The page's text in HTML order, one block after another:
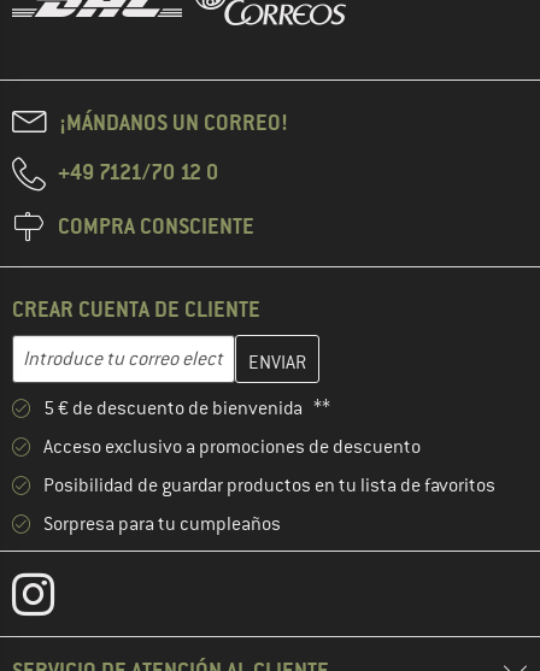
¡MÁNDANOS UN CORREO!
+49 7121/70 12 0
COMPRA CONSCIENTE
CREAR CUENTA DE CLIENTE
Dirección de correo electrónico
Introduce aquí tu dirección de correo electrónico y crea tu
5 € de descuento de bienvenida **
Acceso exclusivo a promociones de descuento
Posibilidad de guardar productos en tu lista de favoritos
Sorpresa para tu cumpleaños